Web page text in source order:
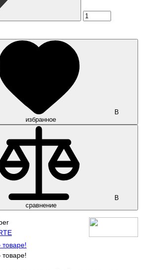
В
избранное
В
сравнение